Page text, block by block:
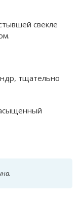
свекле
тщательно